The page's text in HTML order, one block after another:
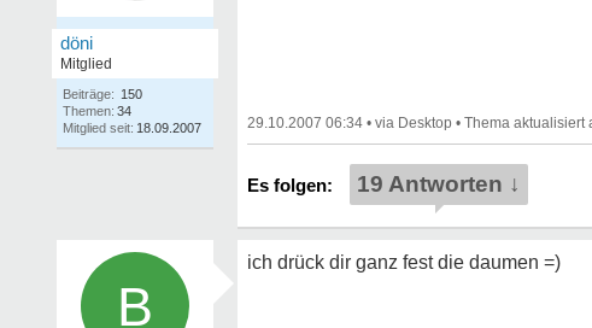
döni
Mitglied
Beiträge: 150
Themen: 34
Mitglied seit: 18.09.2007 29.10.2007 06:34 • •
19 Antworten ↓
B
ich drück dir ganz fest die daumen =)